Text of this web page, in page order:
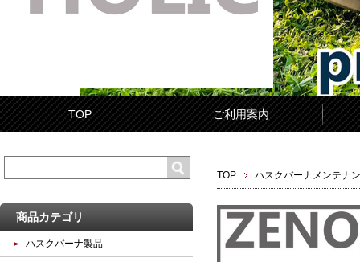
TOP ご利用案内
TOP ハスクバーナメンテナ
商品カテゴリ
ハスクバーナ製品